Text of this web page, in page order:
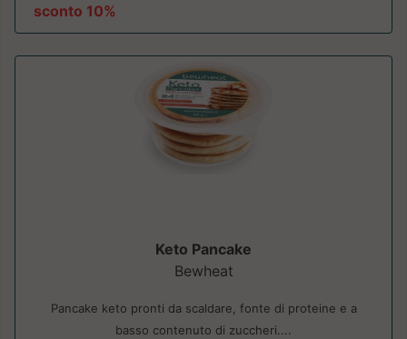
sconto 10%
Keto Pancake
Bewheat
Pancake keto pronti da scaldare, fonte di proteine e a
basso contenuto di zuccheri....